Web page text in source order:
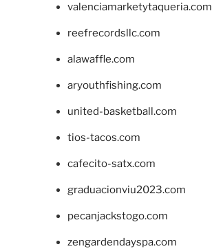
valenciamarketytaqueria.com
reefrecordsllc.com
alawaffle.com
aryouthfishing.com
united-basketball.com
tios-tacos.com
cafecito-satx.com
graduacionviu2023.com
pecanjackstogo.com
zengardendayspa.com